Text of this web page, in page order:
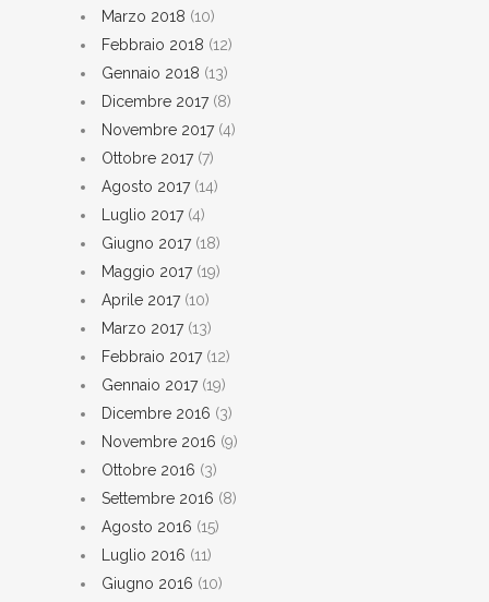
Marzo 2018 (10)
Febbraio 2018 (12)
Gennaio 2018 (13)
Dicembre 2017(8)
Novembre 2017(4)
Ottobre 2017(7)
Agosto 2017(14)
Luglio 2017(4)
Giugno 2017(18)
Maggio 2017(19)
Aprile 2017(10)
Marzo 2017(13)
Febbraio 2017(12)
Gennaio 2017(19)
Dicembre 2016 (3)
Novembre 2016 (9)
Ottobre 2016 (3)
Settembre 2016 (8)
Agosto 2016 (15)
Luglio 2016 (11)
Giugno 2016 (10)